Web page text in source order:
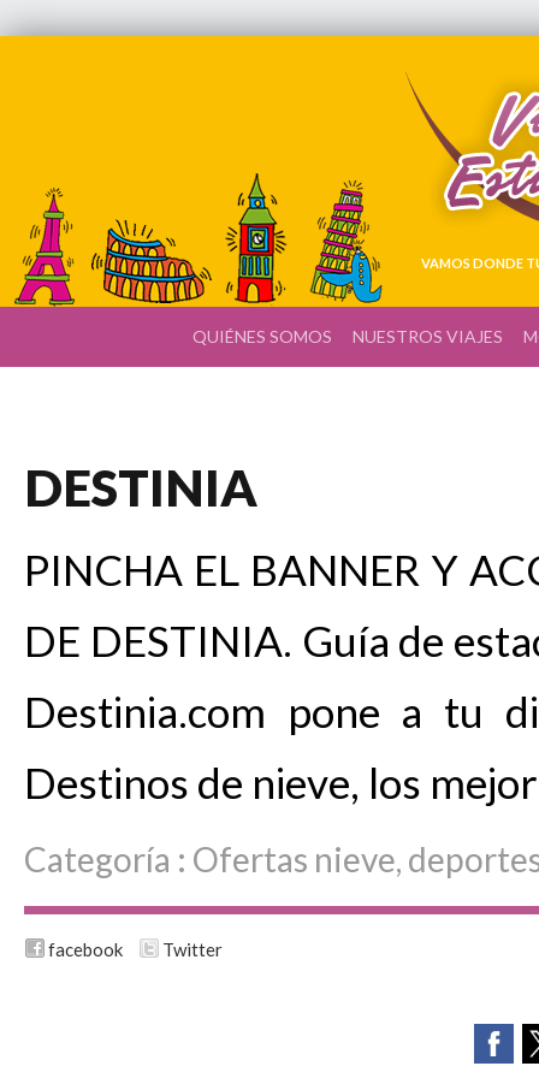
VAMOS DONDE
QUIÉNES SOMOS NUESTROS VIAJES
DESTINIA
PINCHA EL BANNER Y
DE DESTINIA. Guía de
Destinia.com pone a tu
Destinos de nieve, los
Categoría : Ofertas nieve,
facebook Twitter